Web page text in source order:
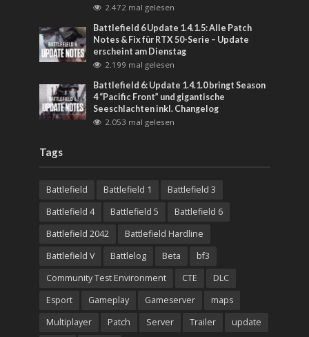
2.472 mal gelesen
Battlefield 6 Update 1.4.1.5: Alle Patch
Notes & Fix für RTX 50-Serie – Update
erscheint am Dienstag
2.199 mal gelesen
Battlefield 6: Update 1.4.1.0 bringt Season
4 “Pacific Front” und gigantische
Seeschlachten inkl. Changelog
2.053 mal gelesen
Tags
Battlefield Battlefield 1
Battlefield 3
Battlefield 4
Battlefield 5
Battlefield 6
Battlefield 2042
Battlefield Hardline
Battlefield V
Battlelog Beta
bf3
Community Test Environment
CTE
DLC
Esport
Gameplay Gameserver
maps
Multiplayer
Patch Server Trailer
update